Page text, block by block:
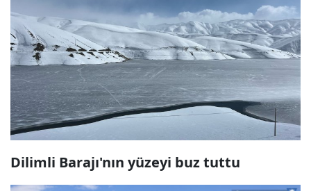
Dilimli Barajı'nın yüzeyi buz tuttu